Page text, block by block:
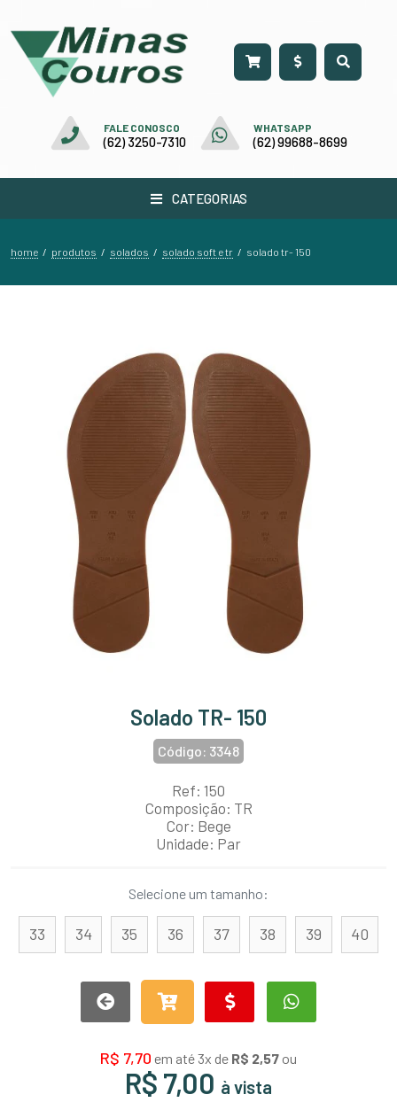
FALE CONOSCO
(62) 3250-7310
WHATSAPP
(62) 99688-8699
CATEGORIAS
home / produtos / solados / solado soft e tr / solado tr- 150
Solado TR- 150
Código: 3348
Ref: 150
Composição: TR
Cor: Bege
Unidade: Par
Selecione um tamanho:
33 34 35 36 37 38 39 40
R$ 7,70 em até 3x de R$ 2,57 ou
R$ 7,00 à vista